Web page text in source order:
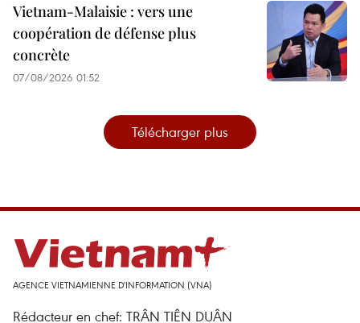
Vietnam-Malaisie : vers une
coopération de défense plus
concrète
07/08/2026 01:52
Télécharger plus
AGENCE VIETNAMIENNE D'INFORMATION (VNA)
Rédacteur en chef: TRÂN TIÊN DUÂN